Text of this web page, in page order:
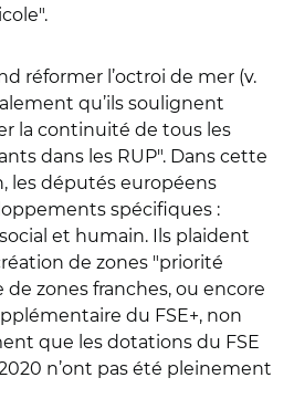
réformer l’octroi de mer (v.
qu’ils soulignent
la continuité de tous les
dans les RUP". Dans cette
les députés européens
spécifiques :
et humain. Ils plaident
de zones "priorité
de zones franches, ou encore
du FSE+, non
que les dotations du FSE
n’ont pas été pleinement